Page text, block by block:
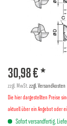
30,98 € *
zzgl. MwSt. zzgl. Versandkosten
Die hier dargestellten Preise
aktuell über ein Angebot oder
Sofort versandfertig,